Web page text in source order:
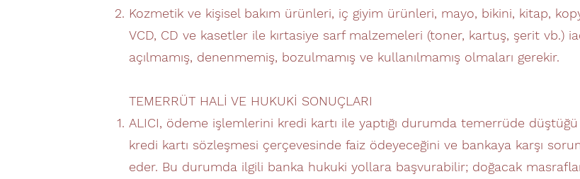
Kozmetik ve kişisel bakım ürünleri, iç giyim ürünleri, mayo, bikini, kitap,
VCD, CD ve kasetler ile kırtasiye sarf malzemeleri (toner, kartuş, şerit vb.)
açılmamış, denenmemiş, bozulmamış ve kullanılmamış olmaları gerekir.
TEMERRÜT HALİ VE HUKUKİ SONUÇLARI
ALICI, ödeme işlemlerini kredi kartı ile yaptığı durumda temerrüde
kredi kartı sözleşmesi çerçevesinde faiz ödeyeceğini ve bankaya karşı
eder. Bu durumda ilgili banka hukuki yollara başvurabilir; doğacak